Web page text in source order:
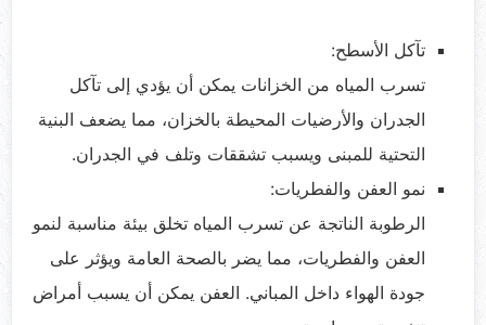
تآكل الأسطح:
تسرب المياه من الخزانات يمكن أن يؤدي إلى تآكل
الجدران والأرضيات المحيطة بالخزان، مما يضعف البنية
التحتية للمبنى ويسبب تشققات وتلف في الجدران.
نمو العفن والفطريات:
الرطوبة الناتجة عن تسرب المياه تخلق بيئة مناسبة لنمو
العفن والفطريات، مما يضر بالصحة العامة ويؤثر على
جودة الهواء داخل المباني. العفن يمكن أن يسبب أمراض